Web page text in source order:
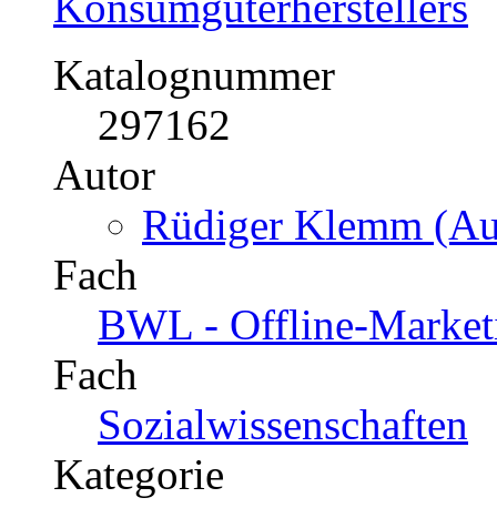
Soziale Netzwerke,
Privatsphäre
Katalognummer
296529
Autor
Boris Hahn
Fach
Medien /